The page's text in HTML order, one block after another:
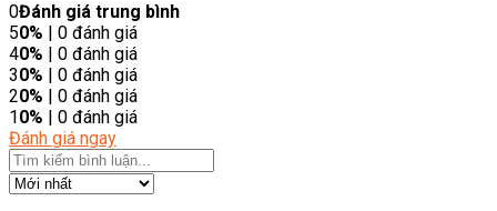
0Đánh giá trung bình
50% | 0 đánh giá
40% | 0 đánh giá
30% | 0 đánh giá
20% | 0 đánh giá
1 0% | 0 đánh giá
Đánh giá ngay